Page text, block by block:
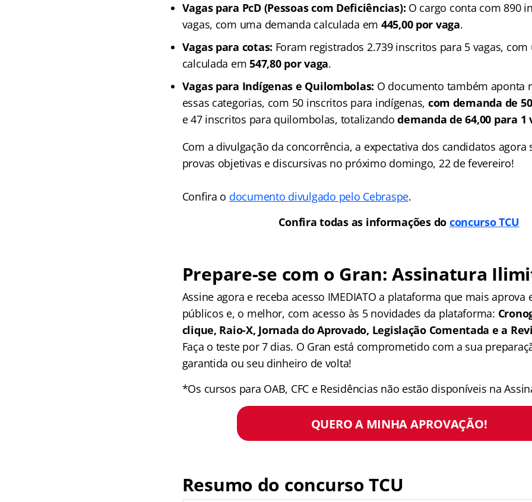
Vagas para PcD (Pessoas com Deficiências): O cargo conta com 890
vagas, com uma demanda calculada em 445,00 por vaga.
Vagas para cotas: Foram registrados 2.739 inscritos para 5 vagas,
calculada em547,80 por vaga.
Vagas para Indígenas e Quilombolas: O documento também aponta
essas categorias, com 50 inscritos para indígenas, com demanda de
e 47 inscritos para quilombolas, totalizando demanda de 64,00 para 1
Com a divulgação da concorrência, a expectativa dos candidatos agora
provas objetivas e discursivas no próximo domingo, 22 de fevereiro!
Confira o documento divulgado pelo Cebraspe.
Confira todas as informações do concurso TCU
Prepare-se com o Gran: Assinatura
Assine agora e receba acesso IMEDIATO a plataforma que mais aprova
públicos e, o melhor, com acesso às 5 novidades da plataforma:
clique, Raio-X, Jornada do Aprovado, Legislação Comentada e a
Faça o teste por 7 dias. O Gran está comprometido com a sua
garantida ou seu dinheiro de volta!
*Os cursos para OAB, CFC e Residências não estão disponíveis na
QUERO A MINHA APROVAÇÃO!
Resumo do concurso TCU